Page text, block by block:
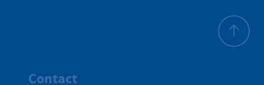
Contact